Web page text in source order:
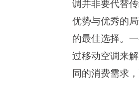
调并非要代替
优势与优秀的
的最佳选择。
过移动空调来
同的消费需求